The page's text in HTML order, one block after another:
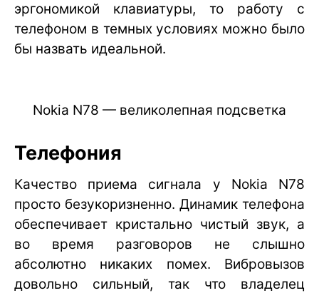
эргономикой клавиатуры, то работу с
телефоном в темных условиях можно было
бы назвать идеальной.
Nokia N78 — великолепная подсветка
Телефония
Качество приема сигнала у Nokia N78
просто безукоризненно. Динамик телефона
обеспечивает кристально чистый звук, а
во время разговоров не слышно
абсолютно никаких помех. Вибровызов
довольно сильный, так что владелец